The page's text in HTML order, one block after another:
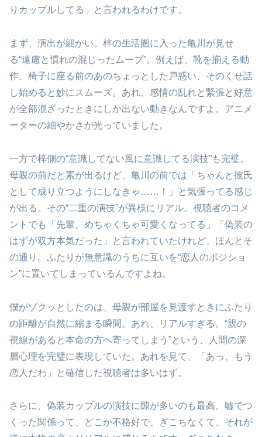
りカップルしてる」と言われるわけです。
まず、演出が細かい。梓の生活圏に入った亀川が見せ
る“遠慮と慣れの混じったムーブ”。例えば、靴を揃える動
作、椅子に座る前のあのちょっとした戸惑い、そのくせ話
し始めると妙にスムーズ。あれ、感情の乱れと緊張と好意
が全部混ざったときにしか出ない動きなんですよ。アニメ
ーターの細やかさが光っていました。
一方で梓側の“意識してない風に意識してる演技”も完璧。
母親の前だと素が出るけど、亀川の前では「ちゃんと彼氏
として成り立つようにしなきゃ……！」と気張ってる感じ
が出る。その“二重の演技”が異様にリアル。視聴者のコメ
ントでも「先輩、めちゃくちゃ可愛くなってる」「偽装の
はずが双方本気だった」と言われていたけれど、ほんとそ
の通り。ふたりが無意識のうちに互いを“恋人のポジショ
ン”に置いてしまっているんですよね。
僕がゾクッとしたのは、母親が部屋を見渡すときにふたり
の距離が自然に縮まる瞬間。あれ、リアルすぎる。“親の
視線があると本命の方へ寄ってしまう”という、人間の深
層心理を完璧に表現していた。あれを見て、「あっ、もう
恋人だわ」と確信した視聴者は多いはず。
さらに、偽装カップルの演技に隙が多いのも最高。嘘でつ
くった関係って、どこか不格好で、ぎこちなくて、それが